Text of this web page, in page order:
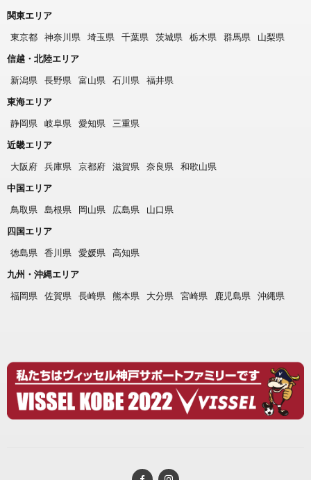
関東エリア
東京都
神奈川県 埼玉県 千葉県 茨城県 栃木県 群馬県
山梨県
信越・北陸エリア
新潟県
長野県 富山県 石川県
福井県
東海エリア
静岡県
岐阜県 愛知県
三重県
近畿エリア
大阪府
兵庫県 京都府 滋賀県 奈良県
和歌山県
中国エリア
鳥取県
島根県 岡山県 広島県
山口県
四国エリア
徳島県
香川県 愛媛県
高知県
九州・沖縄エリア
福岡県
佐賀県 長崎県 熊本県 大分県 宮崎県 鹿児島県 沖縄県